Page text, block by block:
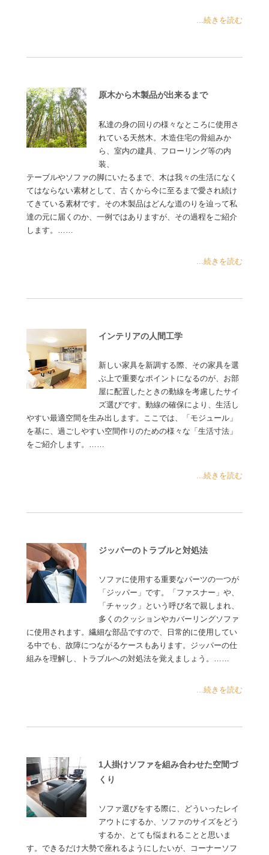
...続きを読む
原木から木製品が出来るまで
私達の身の回りの様々なところに使用さ
れている天然木。木造住宅の骨組みか
ら、室内の建具、フローリング等の内
装、
テーブルやソファの脚にいたるまで、木は我々の生活になく
てはならない素材として、古くから今に至るまで愛され続け
てきている素材です。その木製品はどんな道のりを辿って私
達の元に届くのか、一例ではありますが、その過程をご紹介
します。……
...続きを読む
インテリアの人間工学
新しい家具を新調する際、その家具を選
ぶ上で重要なポイントになるのが、お部
屋に配置したときの動線を考慮したサイ
ズ選びです。動線の確保により、生活し
やすい最適空間を生み出します。ここでは、「モジュール」
を基に、過ごしやすい空間作りのための様々な「生活寸法」
をご紹介します。……
...続きを読む
ジッパーのトラブルと対処法
ソファに使用する重要なパーツの一つが
「ジッパー」です。「ファスナー」や、
「チャック」という呼び名で親しまれ、
多くのクッションやカバーリングソファ
に使用されます。繊細な部品ですので、日常的に使用してい
る中でも、故障につながるケースもあります。ジッパーの仕
組みを理解し、トラブルへの対処法を覚えましょう。……
...続きを読む
1人掛けソファを組み合わせた空間づ
くり
ソファ選びをする際に、どういったレイ
アウトにするか、ソファのサイズをどう
するか、とても悩まれることと思いま
す。できるだけ大勢で座れるようにしたいが、コーナーソフ